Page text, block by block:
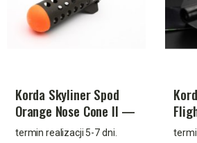
Korda Skyliner Spod
Orange Nose Cone II —
klasyczna rakieta
termin realizacji 5-7 dni.